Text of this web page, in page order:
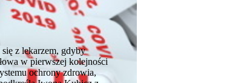
z lekarzem, gdyby
w pierwszej kolejności
ochrony zdrowia,